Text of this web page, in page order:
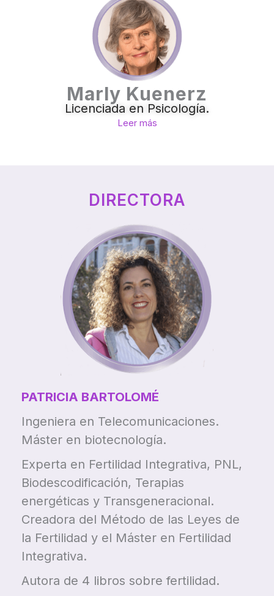
Marly Kuenerz
Licenciada en Psicología.
Leer más
DIRECTORA
PATRICIA BARTOLOMÉ
Ingeniera en Telecomunicaciones.
Máster en biotecnología.
Experta en Fertilidad Integrativa, PNL,
Biodescodificación, Terapias
energéticas y Transgeneracional.
Creadora del Método de las Leyes de
la Fertilidad y el Máster en Fertilidad
Integrativa.
Autora de 4 libros sobre fertilidad.